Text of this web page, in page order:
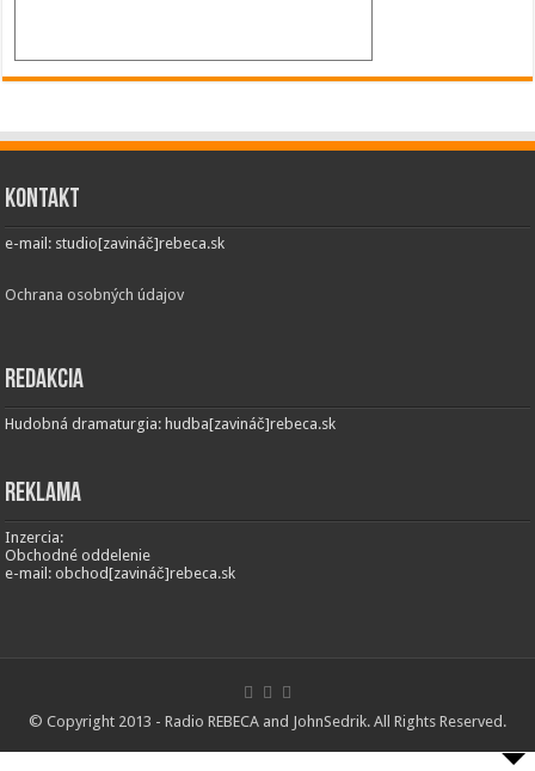
Kontakt
e-mail: studio[zavináč]rebeca.sk
Ochrana osobných údajov
Redakcia
Hudobná dramaturgia: hudba[zavináč]rebeca.sk
Reklama
Inzercia:
Obchodné oddelenie
e-mail: obchod[zavináč]rebeca.sk
© Copyright 2013 - Radio REBECA and JohnSedrik. All Rights Reserved.